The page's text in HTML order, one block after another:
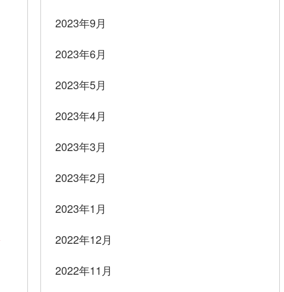
2023年9月
2023年6月
2023年5月
2023年4月
2023年3月
2023年2月
2023年1月
2022年12月
2022年11月